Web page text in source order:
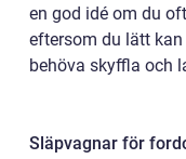
en god idé om du
eftersom du lätt
behöva skyffla och
Släpvagnar för